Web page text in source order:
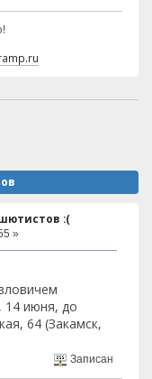
:(
»
14 июня, до
64 (Закамск,
Записан